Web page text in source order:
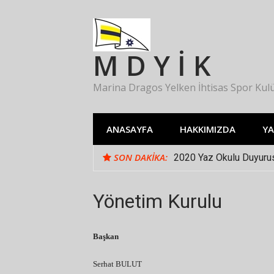
M D Y İ K
Marina Dragos Yelken İhtisas Spor
ANASAYFA HAKKIMIZDA
SON DAKIKA: 2020 Yaz Okulu
Yazokulu 2019 Önemli
Yönetim Kurulu
Başkan
Serhat BULUT